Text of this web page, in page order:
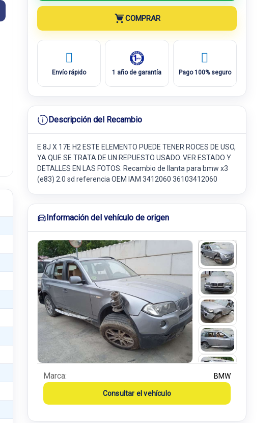
COMPRAR
Envío rápido 1 año de garantía Pago 100% seguro
Descripción del Recambio
E 8J X 17E H2 ESTE ELEMENTO PUEDE TENER ROCES DE USO,
YA QUE SE TRATA DE UN REPUESTO USADO. VER ESTADO Y
DETALLES EN LAS FOTOS. Recambio de llanta para bmw x3
(e83) 2.0 sd referencia OEM IAM 3412060 36103412060
Información del vehículo de origen
Marca: BMW
Consultar el vehículo